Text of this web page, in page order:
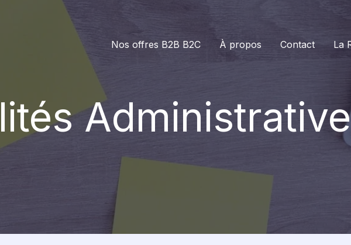
Nos offres B2B B2C À propos Contact La